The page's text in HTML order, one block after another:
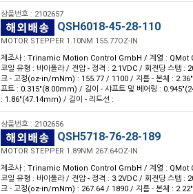
상품번호 : 2102657
QSH6018-45-28-110
MOTOR STEPPER 1.10NM 155.77OZ-IN
제조사 : Trinamic Motion Control GmbH / 계열 : QMot
코일 유형 : 바이폴라 / 전압 - 정격 : 2.1VDC / 회전당 스텝 :
크 - 고정(oz-in/mNm) : 155.77 / 1100 / 지름 - 본체 :
프트 : 0.315"(8.00mm) / 길이 - 샤프트 및 베어링 :
: 1.86"(47.14mm) / 길이 - 리드선 :
상품번호 : 2102656
QSH5718-76-28-189
MOTOR STEPPER 1.89NM 267.64OZ-IN
제조사 : Trinamic Motion Control GmbH / 계열 : QMot
코일 유형 : 바이폴라 / 전압 - 정격 : 3.2VDC / 회전당 스텝 :
크 - 고정(oz-in/mNm) : 267.64 / 1890 / 지름 - 본체 :